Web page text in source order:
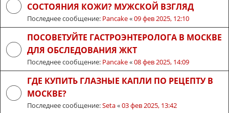
СОСТОЯНИЯ КОЖИ? МУЖСКОЙ ВЗГЛЯД
Последнее сообщение: Pancake«09 фев 2025, 12:10
ПОСОВЕТУЙТЕ ГАСТРОЭНТЕРОЛОГА В МОСКВЕ
ДЛЯ ОБСЛЕДОВАНИЯ ЖКТ
Последнее сообщение: Pancake«08 фев 2025, 14:09
ГДЕ КУПИТЬ ГЛАЗНЫЕ КАПЛИ ПО РЕЦЕПТУ В
МОСКВЕ?
Последнее сообщение:Seta«03 фев 2025, 13:42